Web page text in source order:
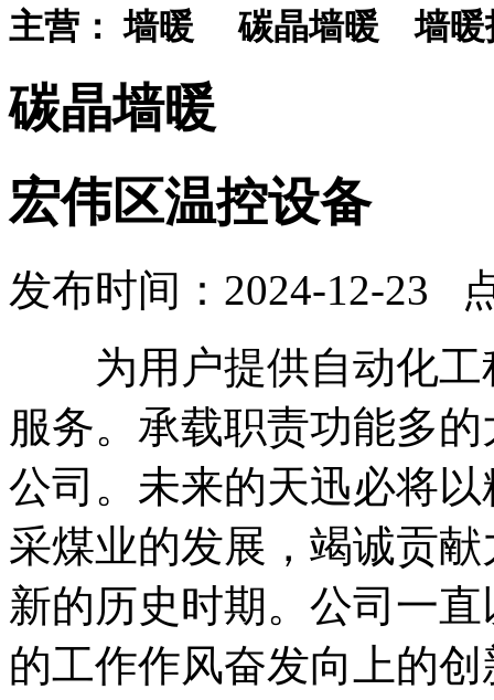
主营： 墙暖碳晶墙暖墙暖
碳晶墙暖
宏伟区温控设备
发布时间：2024-12-23
为用户提供自动化工
服务。承载职责功能多
公司。未来的天迅必将
采煤业的发展，竭诚贡
新的历史时期。公司一
的工作作风奋发向上的